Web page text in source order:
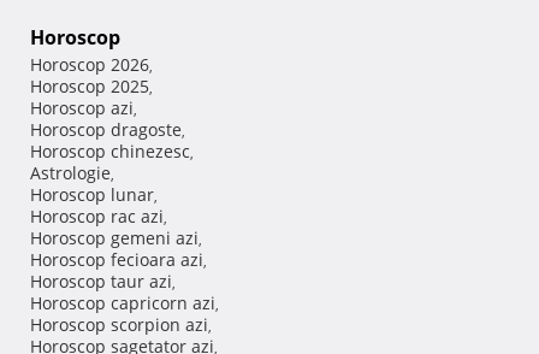
Horoscop
Horoscop 2026,
Horoscop 2025,
Horoscop azi,
Horoscop dragoste,
Horoscop chinezesc,
Astrologie,
Horoscop lunar,
Horoscop rac azi,
Horoscop gemeni azi,
Horoscop fecioara azi,
Horoscop taur azi,
Horoscop capricorn azi,
Horoscop scorpion azi,
Horoscop sagetator azi,